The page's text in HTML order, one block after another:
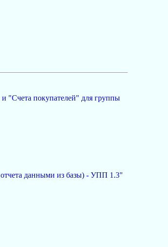
и "Счета покупателей" для группы
отчета данными из базы) - УПП 1.3"